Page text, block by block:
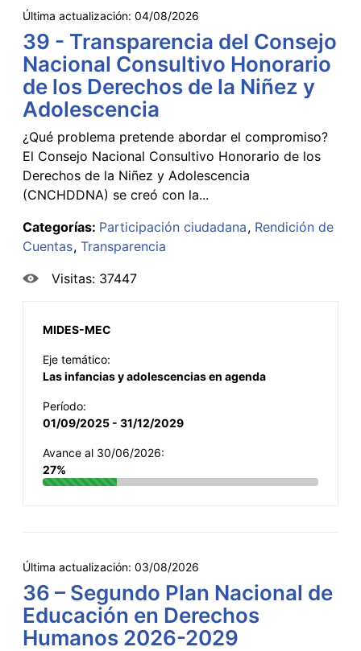
Última actualización: 04/08/2026
39 - Transparencia del Consejo
Nacional Consultivo Honorario
de los Derechos de la Niñez y
Adolescencia
¿Qué problema pretende abordar el compromiso?
El Consejo Nacional Consultivo Honorario de los
Derechos de la Niñez y Adolescencia
(CNCHDDNA) se creó con la...
Categorías: Participación ciudadana Rendición de
Cuentas Transparencia
Visitas: 37447
MIDES-MEC
Eje temático:
Las infancias y adolescencias en agenda
Período:
01/09/2025 - 31/12/2029
Avance al 30/06/2026:
27%
Última actualización: 03/08/2026
36 – Segundo Plan Nacional de
Educación en Derechos
Humanos 2026-2029